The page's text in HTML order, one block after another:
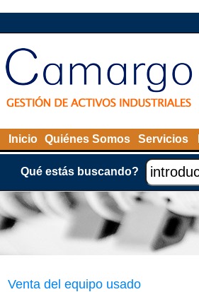
Inicio Quiénes Somos Servicios
Qué estás buscando?
Venta del equipo usado